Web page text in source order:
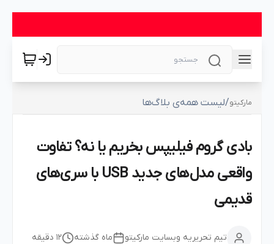
مارکیتو/لیست همه‌ی بلاگ‌ها
بادی گروم فیلیپس بخریم یا نه؟ تفاوت
واقعی مدل‌های جدید USB با سری‌های
قدیمی
تیم تحریریه وبسایت مارکیتو ماه گذشته 12 دقیقه